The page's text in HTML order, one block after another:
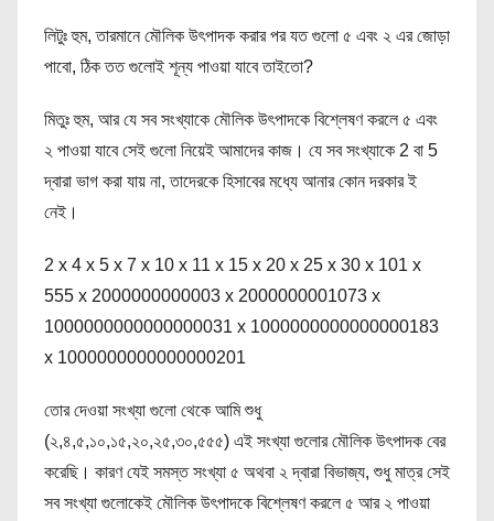
লিটুঃ হুম, তারমানে মৌলিক উৎপাদক করার পর যত গুলো ৫ এবং ২ এর জোড়া
পাবো, ঠিক তত গুলোই শূন্য পাওয়া যাবে তাইতো?
মিতুঃ হুম, আর যে সব সংখ্যাকে মৌলিক উৎপাদকে বিশ্লেষণ করলে ৫ এবং
২ পাওয়া যাবে সেই গুলো নিয়েই আমাদের কাজ। যে সব সংখ্যাকে 2 বা 5
দ্বারা ভাগ করা যায় না, তাদেরকে হিসাবের মধ্যে আনার কোন দরকার ই
নেই।
2 x 4 x 5 x 7 x 10 x 11 x 15 x 20 x 25 x 30 x 101 x
555 x 2000000000003 x 2000000001073 x
1000000000000000031 x 1000000000000000183
x 1000000000000000201
তোর দেওয়া সংখ্যা গুলো থেকে আমি শুধু
(২,৪,৫,১০,১৫,২০,২৫,৩০,৫৫৫) এই সংখ্যা গুলোর মৌলিক উৎপাদক বের
করেছি। কারণ যেই সমস্ত সংখ্যা ৫ অথবা ২ দ্বারা বিভাজ্য, শুধু মাত্র সেই
সব সংখ্যা গুলোকেই মৌলিক উৎপাদকে বিশ্লেষণ করলে ৫ আর ২ পাওয়া